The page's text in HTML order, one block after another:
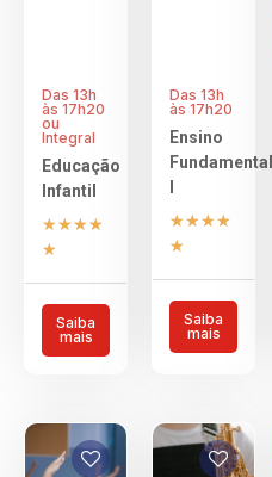
Das 13h
às 17h20
ou
Integral
Educação
Infantil
★★★★
★
Saiba
mais
Das 13h
às 17h20
⁠Ensino
Fundamental
★★★★
★
Saiba
mais